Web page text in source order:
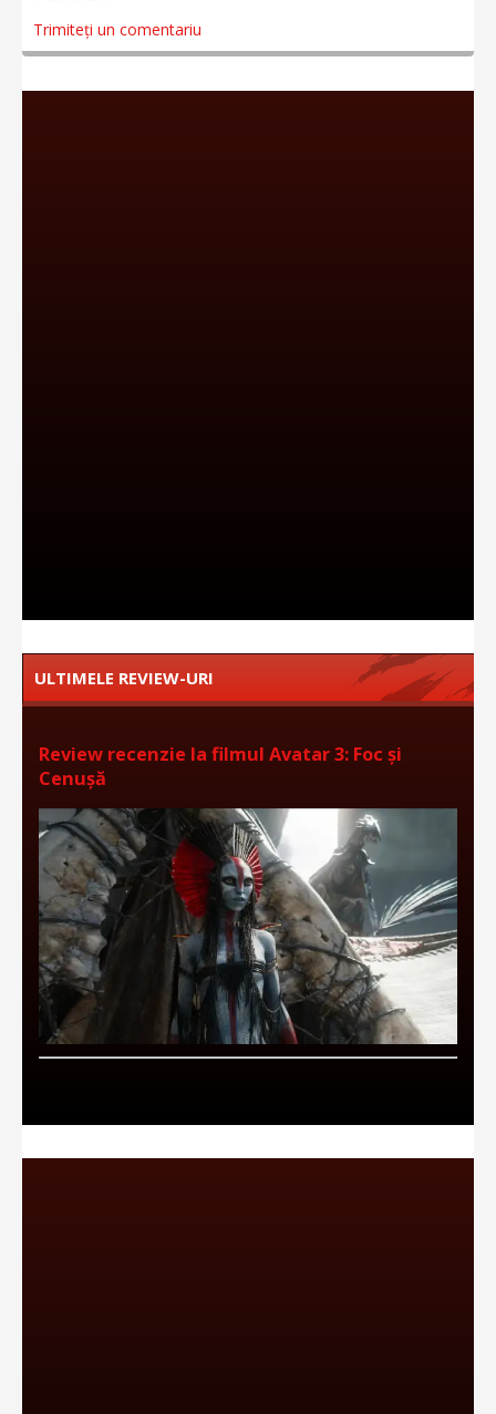
Trimiteți un comentariu
ULTIMELE REVIEW-URI
Review recenzie la filmul Avatar 3: Foc și
Cenușă